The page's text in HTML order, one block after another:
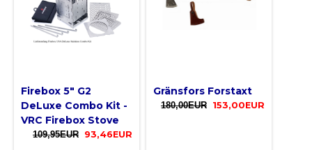
Firebox 5" G2
DeLuxe Combo Kit -
VRC Firebox Stove
109,95EUR 93,46EUR
Gränsfors Forstaxt
180,00EUR 153,00EUR